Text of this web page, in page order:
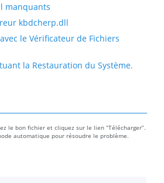
manquants
kbdcherp.dll
le Vérificateur de Fichiers
la Restauration du Système.
le bon fichier et cliquez sur le lien “Télécharger”.
automatique pour résoudre le problème.